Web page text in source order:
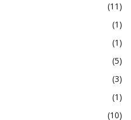
(11)
(1)
(1)
(5)
(3)
(1)
(10)